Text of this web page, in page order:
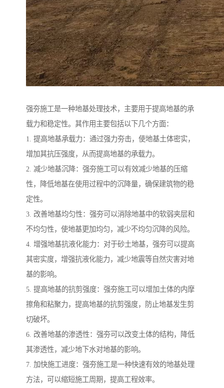
强夯施工是一种地基处理技术，主要用于提高地基的承
载力和稳定性。其作用主要包括以下几个方面：
1. 提高地基承载力：通过强力夯击，使地基土体密实，
增加其抗压强度，从而提高地基的承载力。
2. 减少地基沉降：强夯施工可以有效减少地基的压缩
性，降低地基在使用过程中的沉降量，确保建筑物的稳
定性。
3. 改善地基均匀性：强夯可以消除地基中的软弱夹层和
不均匀性，使地基更加均匀，减少不均匀沉降的风险。
4. 增强地基抗液化能力：对于砂土地基，强夯可以提高
其密实度，增强抗液化能力，减少地震等自然灾害对地
基的影响。
5. 提高地基的抗剪强度：强夯施工可以增加土体的内摩
擦角和粘聚力，提高地基的抗剪强度，防止地基发生剪
切破坏。
6. 改善地基的渗透性：强夯可以改变土体的结构，降低
其渗透性，减少地下水对地基的影响。
7. 加快施工进度：强夯施工是一种快速有效的地基处理
方法，可以缩短施工周期，提高工程效率。